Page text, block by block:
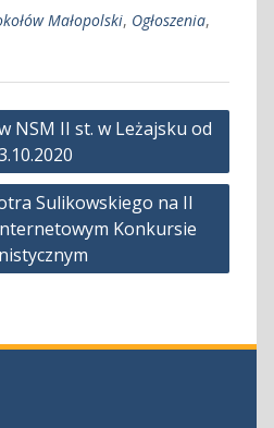
Małopolski, Ogłoszenia,
NSM II st. w Leżajsku od
Sulikowskiego na II
Konkursie